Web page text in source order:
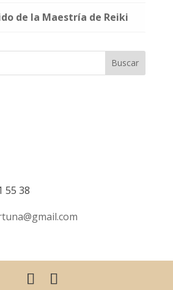
de la Maestría de Reiki
55 38